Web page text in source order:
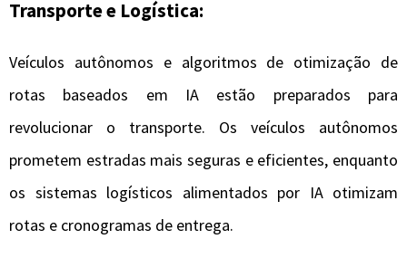
Transporte e Logística:
Veículos autônomos e algoritmos de otimização de
rotas baseados em IA estão preparados para
revolucionar o transporte. Os veículos autônomos
prometem estradas mais seguras e eficientes, enquanto
os sistemas logísticos alimentados por IA otimizam
rotas e cronogramas de entrega.